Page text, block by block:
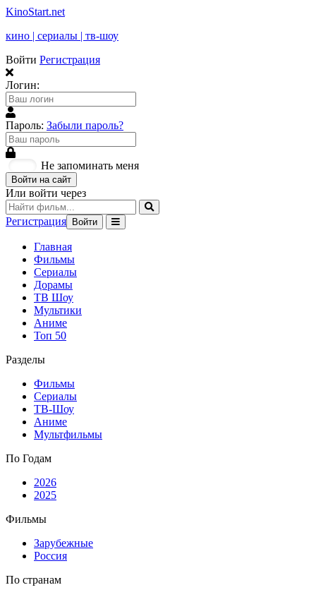
KinoStart.net
кино | сериалы | тв-шоу
Войти Регистрация
Логин:
Пароль: Забыли пароль?
Не запоминать меня
Войти на сайт
Или войти через
Регистрация Войти
Главная
Фильмы
Сериалы
Дорамы
ТВ Шоу
Мультики
Аниме
Топ 50
Разделы
Фильмы
Сериалы
ТВ-Шоу
Аниме
Мультфильмы
По Годам
2026
2025
Фильмы
Зарубежные
Россия
По странам